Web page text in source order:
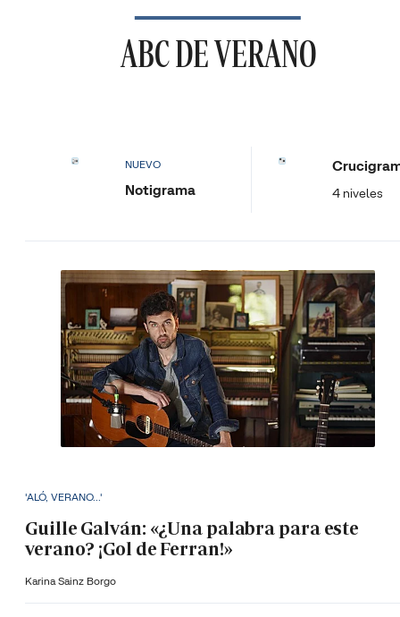
ABC DE VERANO
NUEVO
Notigrama 4 niveles
'ALÓ, VERANO...'
Guille Galván: «¿Una palabra para este
verano? ¡Gol de Ferran!»
Karina Sainz Borgo